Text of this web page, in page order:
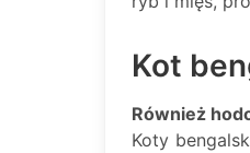
Kot
Również
Koty